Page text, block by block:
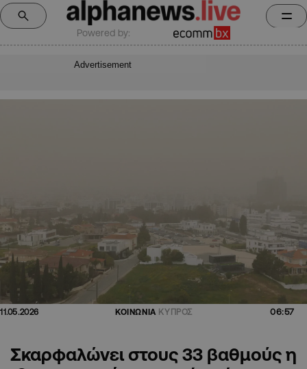
Powered by:
Advertisement
11.05.2026 ΚΟΙΝΩΝΙΑ ΚΥΠΡΟΣ 06:57
Σκαρφαλώνει στους 33 βαθμούς η